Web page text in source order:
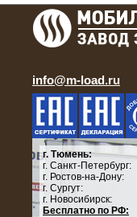
info@m-load.ru
г. Тюмень:
г. Санкт-Петербург:
г. Ростов-на-Дону:
г. Сургут:
г. Новосибирск:
Бесплатно по РФ: